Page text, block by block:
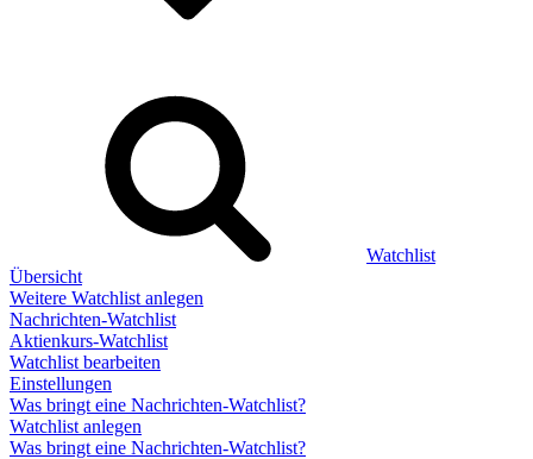
Watchlist
Übersicht
Weitere Watchlist anlegen
Nachrichten-Watchlist
Aktienkurs-Watchlist
Watchlist bearbeiten
Einstellungen
Was bringt eine Nachrichten-Watchlist?
Watchlist anlegen
Was bringt eine Nachrichten-Watchlist?